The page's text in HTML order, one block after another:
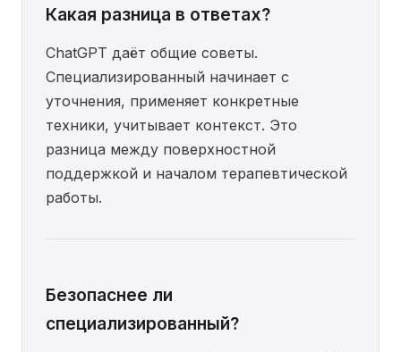
Какая разница в ответах?
ChatGPT даёт общие советы.
Специализированный начинает с
уточнения, применяет конкретные
техники, учитывает контекст. Это
разница между поверхностной
поддержкой и началом терапевтической
работы.
Безопаснее ли
специализированный?